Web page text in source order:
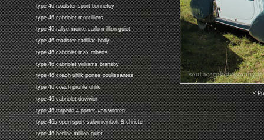
type 46 roadster sport bonnefoy
type 46 cabriolet montilliers
type 46 rallye monte-carlo million guiet
type 46 roadster cadillac body
type 46 cabriolet max roberts
type 46 cabriolet williams bransby
type 46 coach uhlik portes coulissantes
type 46 coach profile uhlik
type 46 cabriolet duvivier
type 46 torpedo 4 portes van vooren
type 46s open sport salon reinbolt & christe
type 46 berline million-guiet
<